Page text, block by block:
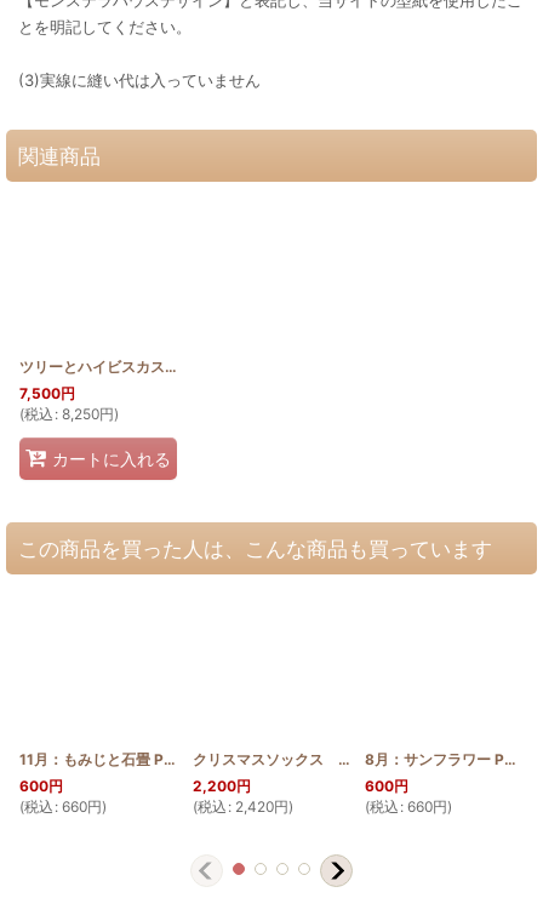
とを明記してください。
(3)実線に縫い代は入っていません
関連商品
ツリーとハイビスカスのステンドグラスキルトタペストリー 50cm×80cm
7,500円
(税込 : 8,250円)
カートに入れる
この商品を買った人は、こんな商品も買っています
11月：もみじと石畳 Pattern [February_ume_Pattern]
600円
(税込 : 660円)
クリスマスソックス モンステラとティアレ [
2,200円
(税込 : 2,420円)
8月：サンフラワー Pattern
600円
(税込 : 660円)